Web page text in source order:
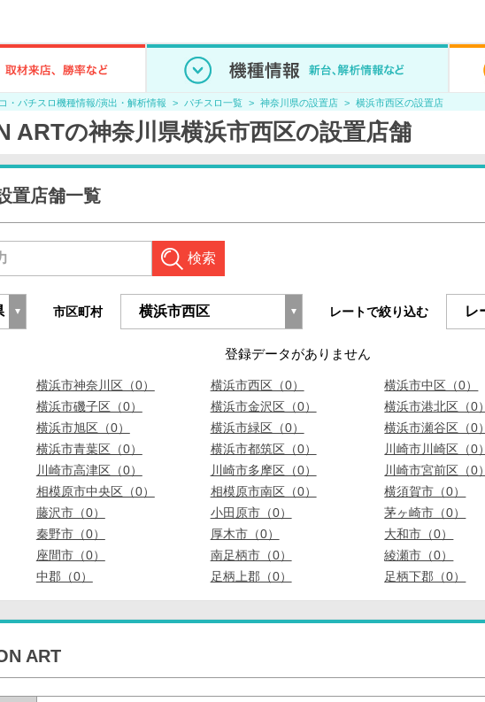
・パチスロ機種情報/演出・解析情報 パチスロ一覧 神奈川県の設置店 横浜市西区の設置店
ARTの神奈川県横浜市西区の設置店舗
置店舗一覧
検索
市区町村 レートで絞り込む
登録データがありません
横浜市神奈川区（0） 横浜市西区（0） 横浜市中区（0）
横浜市磯子区（0） 横浜市金沢区（0） 横浜市港北区（0）
横浜市旭区（0） 横浜市緑区（0） 横浜市瀬谷区（0）
横浜市青葉区（0） 横浜市都筑区（0） 川崎市川崎区（0）
川崎市高津区（0） 川崎市多摩区（0） 川崎市宮前区（0）
相模原市中央区（0） 相模原市南区（0） 横須賀市（0）
藤沢市（0） 小田原市（0） 茅ヶ崎市（0）
秦野市（0） 厚木市（0） 大和市（0）
座間市（0） 南足柄市（0） 綾瀬市（0）
中郡（0） 足柄上郡（0） 足柄下郡（0）
ART